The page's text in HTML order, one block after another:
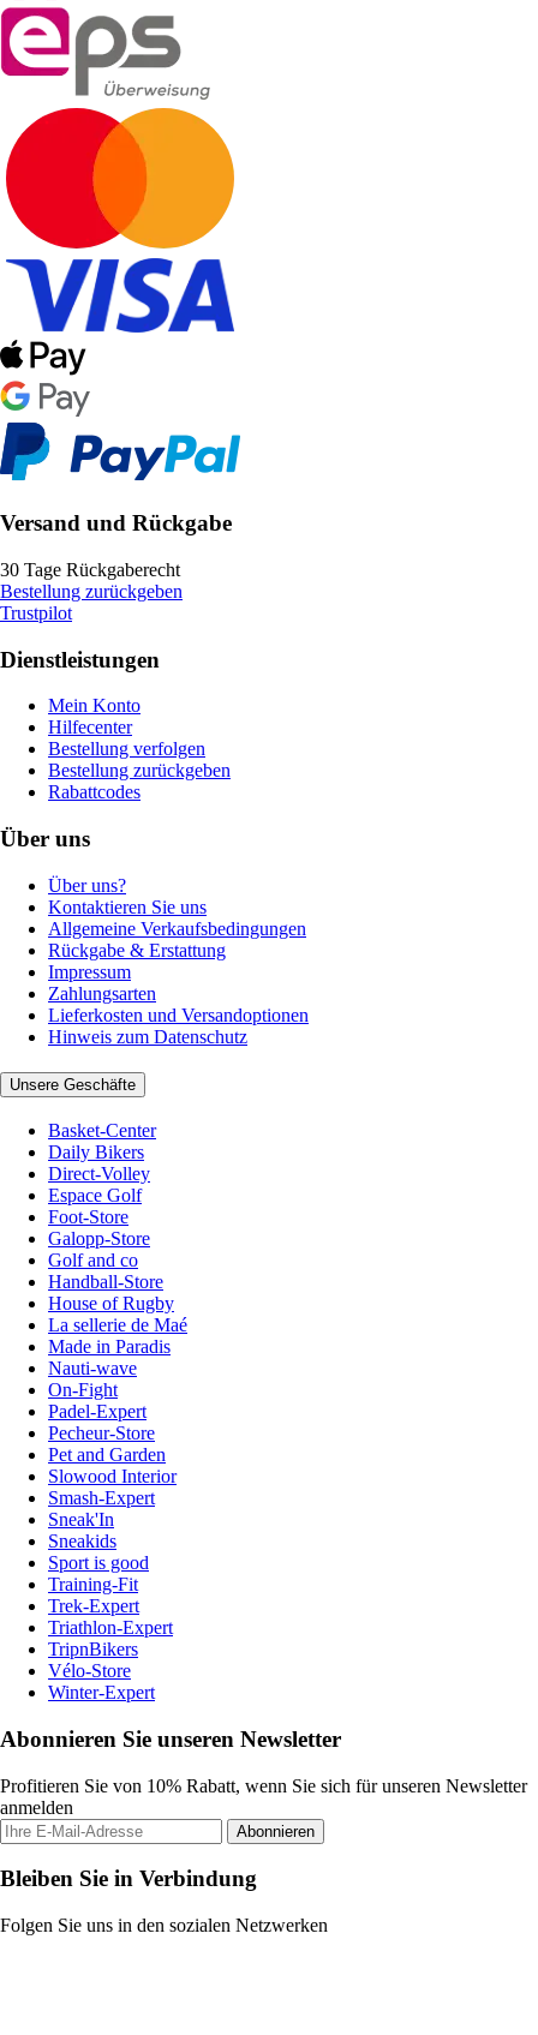
Versand und Rückgabe
30 Tage Rückgaberecht
Bestellung zurückgeben
Trustpilot
Dienstleistungen
Mein Konto
Hilfecenter
Bestellung verfolgen
Bestellung zurückgeben
Rabattcodes
Über uns
Über uns?
Kontaktieren Sie uns
Allgemeine Verkaufsbedingungen
Rückgabe & Erstattung
Impressum
Zahlungsarten
Lieferkosten und Versandoptionen
Hinweis zum Datenschutz
Unsere Geschäfte
Basket-Center
Daily Bikers
Direct-Volley
Espace Golf
Foot-Store
Galopp-Store
Golf and co
Handball-Store
House of Rugby
La sellerie de Maé
Made in Paradis
Nauti-wave
On-Fight
Padel-Expert
Pecheur-Store
Pet and Garden
Slowood Interior
Smash-Expert
Sneak'In
Sneakids
Sport is good
Training-Fit
Trek-Expert
Triathlon-Expert
TripnBikers
Vélo-Store
Winter-Expert
Abonnieren Sie unseren Newsletter
Profitieren Sie von 10% Rabatt, wenn Sie sich für unseren Newsletter
anmelden
Abonnieren
Bleiben Sie in Verbindung
Folgen Sie uns in den sozialen Netzwerken